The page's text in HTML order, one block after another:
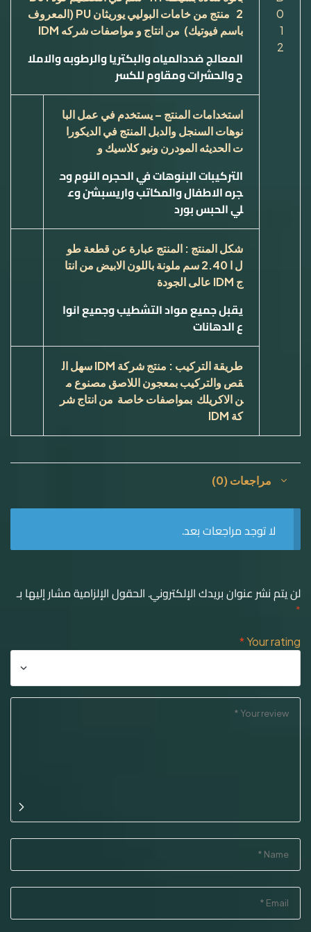
0
1
2
2 منتج من خامات البوليي يوريثانPU(المعروف
باسم فيوتيك) من انتاج و مواصفات شركه IDM
المعالج ضددالمياه والبكتريا والرطوبه والاملا
ح والحشرات ومقاوم للكسر
استخدامات المنتج – يستخدم في عمل البا
نوهات السنجل والدبل المنتج في الديكورا
ت الحديثه المودرن ونيو كلاسيك و
التركيبات البنوهات في الحجره النوم وح
جره الاطفال والمكاتب واريسبشن وع
لي الحبس بورد
شكل المنتج : المنتج عبارة عن قطعة طو
ل ا 2.40 سم ملونة باللون الابيض من انتا
ج IDM عالى الجودة
يقبل جميع مواد التشطيب وجميع انوا
ع الدهانات
طريقة التركيب : منتج شركة IDMسهل ال
قص والتركيب بمعجون اللاصق مصنوع م
ن الاكريلك بمواصفات خاصة من انتاج شر
كة IDM
مراجعات (0)
لا توجد مراجعات بعد.
لن يتم نشر عنوان بريدك الإلكتروني. الحقول الإلزامية مشار إليها بـ
*
Your rating
*